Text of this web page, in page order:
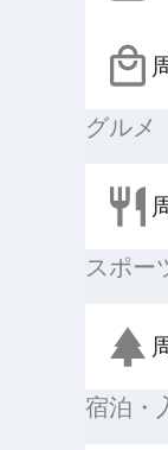
グルメ
スポー
宿泊・